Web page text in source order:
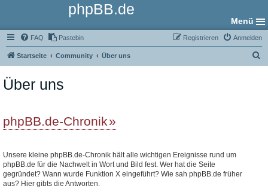
phpBB.de
Menü
FAQ Pastebin Anmelden
Registrieren
Startseite Community Über uns
Über uns
phpBB.de-Chronik
Unsere kleine phpBB.de-Chronik hält alle wichtigen Ereignisse rund um
phpBB.de für die Nachwelt in Wort und Bild fest. Wer hat die Seite
gegründet? Wann wurde Funktion X eingeführt? Wie sah phpBB.de früher
aus? Hier gibts die Antworten.